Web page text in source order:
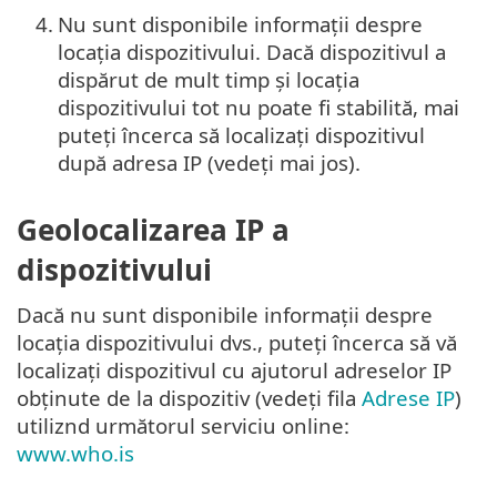
4. Nu sunt disponibile informații despre
locația dispozitivului. Dacă dispozitivul a
dispărut de mult timp și locația
dispozitivului tot nu poate fi stabilită, mai
puteți încerca să localizați dispozitivul
după adresa IP (vedeți mai jos).
Geolocalizarea IP a
dispozitivului
Dacă nu sunt disponibile informații despre
locația dispozitivului dvs., puteți încerca să vă
localizați dispozitivul cu ajutorul adreselor IP
obținute de la dispozitiv (vedeți fila Adrese IP)
utiliznd următorul serviciu online:
www.who.is